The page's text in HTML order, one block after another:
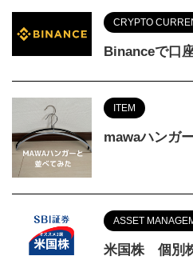
CRYPTO
Binanceで口
ITEM
mawaハンガ
ASSET
米国株 個別